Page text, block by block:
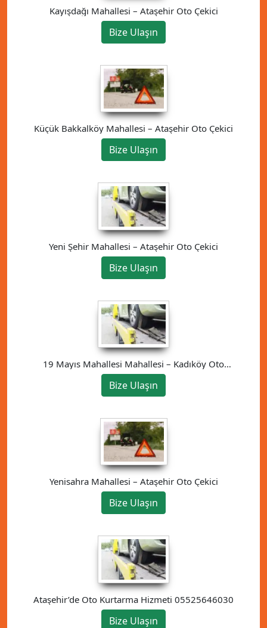
Kayışdağı Mahallesi – Ataşehir Oto Çekici
Bize Ulaşın
Küçük Bakkalköy Mahallesi – Ataşehir Oto Çekici
Bize Ulaşın
Yeni Şehir Mahallesi – Ataşehir Oto Çekici
Bize Ulaşın
19 Mayıs Mahallesi Mahallesi – Kadıköy Oto
Çekici
Bize Ulaşın
Yenisahra Mahallesi – Ataşehir Oto Çekici
Bize Ulaşın
Ataşehir’de Oto Kurtarma Hizmeti 05525646030
Bize Ulaşın